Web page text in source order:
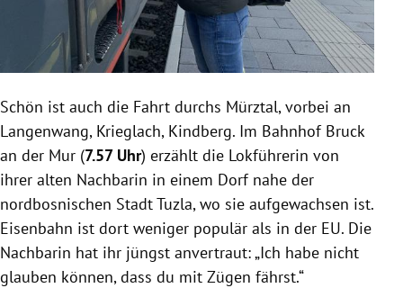
Schön ist auch die Fahrt durchs Mürztal, vorbei an
Langenwang, Krieglach, Kindberg. Im Bahnhof Bruck
an der Mur (7.57 Uhr) erzählt die Lokführerin von
ihrer alten Nachbarin in einem Dorf nahe der
nordbosnischen Stadt Tuzla, wo sie aufgewachsen ist.
Eisenbahn ist dort weniger populär als in der EU. Die
Nachbarin hat ihr jüngst anvertraut: „Ich habe nicht
glauben können, dass du mit Zügen fährst.“